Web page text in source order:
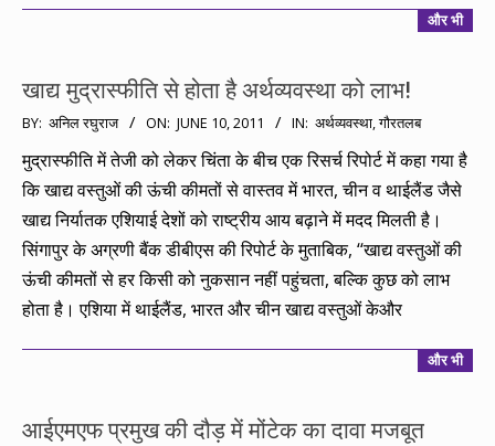
और भी
खाद्य मुद्रास्फीति से होता है अर्थव्यवस्था को लाभ!
2011-
10
BY: अनिल रघुराज ON: JUNE 10, 2011 IN: अर्थव्यवस्था,गौरतलब
मुद्रास्फीति में तेजी को लेकर चिंता के बीच एक रिसर्च रिपोर्ट में कहा गया है
कि खाद्य वस्तुओं की ऊंची कीमतों से वास्तव में भारत, चीन व थाईलैंड जैसे
खाद्य निर्यातक एशियाई देशों को राष्ट्रीय आय बढ़ाने में मदद मिलती है।
सिंगापुर के अग्रणी बैंक डीबीएस की रिपोर्ट के मुताबिक, ‘‘खाद्य वस्तुओं की
ऊंची कीमतों से हर किसी को नुकसान नहीं पहुंचता, बल्कि कुछ को लाभ
होता है। एशिया में थाईलैंड, भारत और चीन खाद्य वस्तुओं केऔर
और भी
आईएमएफ प्रमुख की दौड़ में मोंटेक का दावा मजबूत